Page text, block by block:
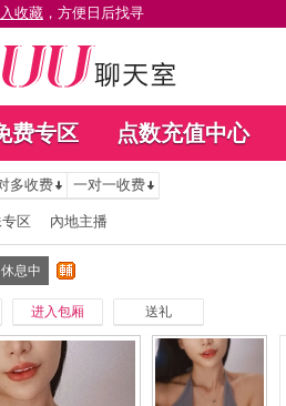
收藏 ，方便日后找寻
费专区 点数充值中心
多收费 一对一收费
区 內地主播
休息中
进入包厢 送礼